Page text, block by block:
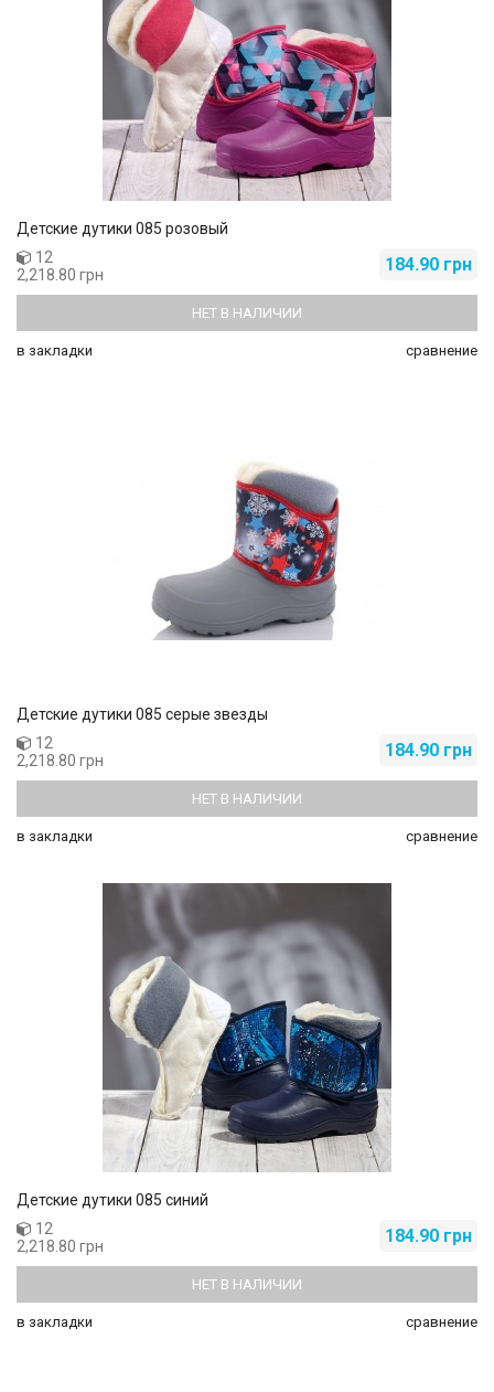
Детские дутики 085 розовый
184.90 грн
12
2,218.80 грн
НЕТ В НАЛИЧИИ
в закладки сравнение
Детские дутики 085 серые звезды
184.90 грн
12
2,218.80 грн
НЕТ В НАЛИЧИИ
в закладки сравнение
Детские дутики 085 синий
184.90 грн
12
2,218.80 грн
НЕТ В НАЛИЧИИ
в закладки сравнение